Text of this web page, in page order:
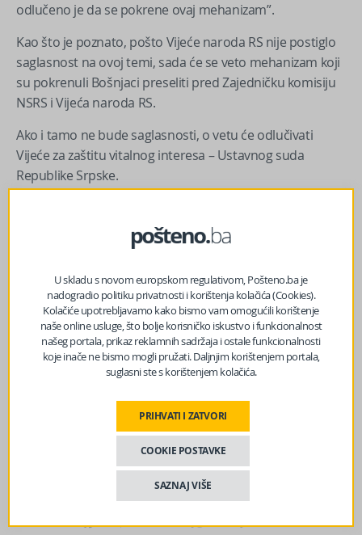
odlučeno je da se pokrene ovaj mehanizam”.
Kao što je poznato, pošto Vijeće naroda RS nije postiglo
saglasnost na ovoj temi, sada će se veto mehanizam koji
su pokrenuli Bošnjaci preseliti pred Zajedničku komisiju
NSRS i Vijeća naroda RS.
Ako i tamo ne bude saglasnosti, o vetu će odlučivati
Vijeće za zaštitu vitalnog interesa – Ustavnog suda
Republike Srpske.
nacionalni interes Bošnjaka, Zakon o izmjeni i dopunama
Zakona o policiji i unutrašnjim poslovima RS bit će poslat
snagu nakon objave u Službenom glasniku Republike
Srpske.
Treba dodati da pored ove tačke, nije prošlo ni
pokretanje veto mehanizma od strane Kluba delegata
bošnjačkog naroda u vezi sa Odlukom o izboru
predsjednika i članova Komisije za utvrđivanje sukoba
interesa u organima vlasti Republike Srpske.
U skladu s novom europskom regulativom, Pošteno.ba je
nadogradio politiku privatnosti i korištenja kolačića (Cookies).
Kolačiće upotrebljavamo kako bismo vam omogućili korištenje
naše online usluge, što bolje korisničko iskustvo i funkcionalnost
našeg portala, prikaz reklamnih sadržaja i ostale funkcionalnosti
koje inače ne bismo mogli pružati. Daljnjim korištenjem portala,
suglasni ste s korištenjem kolačića.
PRIHVATI I ZATVORI
COOKIE POSTAVKE
SAZNAJ VIŠE